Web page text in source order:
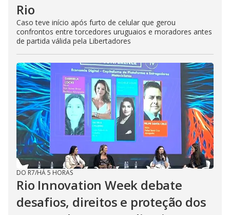
Rio
Caso teve início após furto de celular que gerou
confrontos entre torcedores uruguaios e moradores antes
de partida válida pela Libertadores
DO R7/HÁ 5 HORAS
Rio Innovation Week debate
desafios, direitos e proteção dos